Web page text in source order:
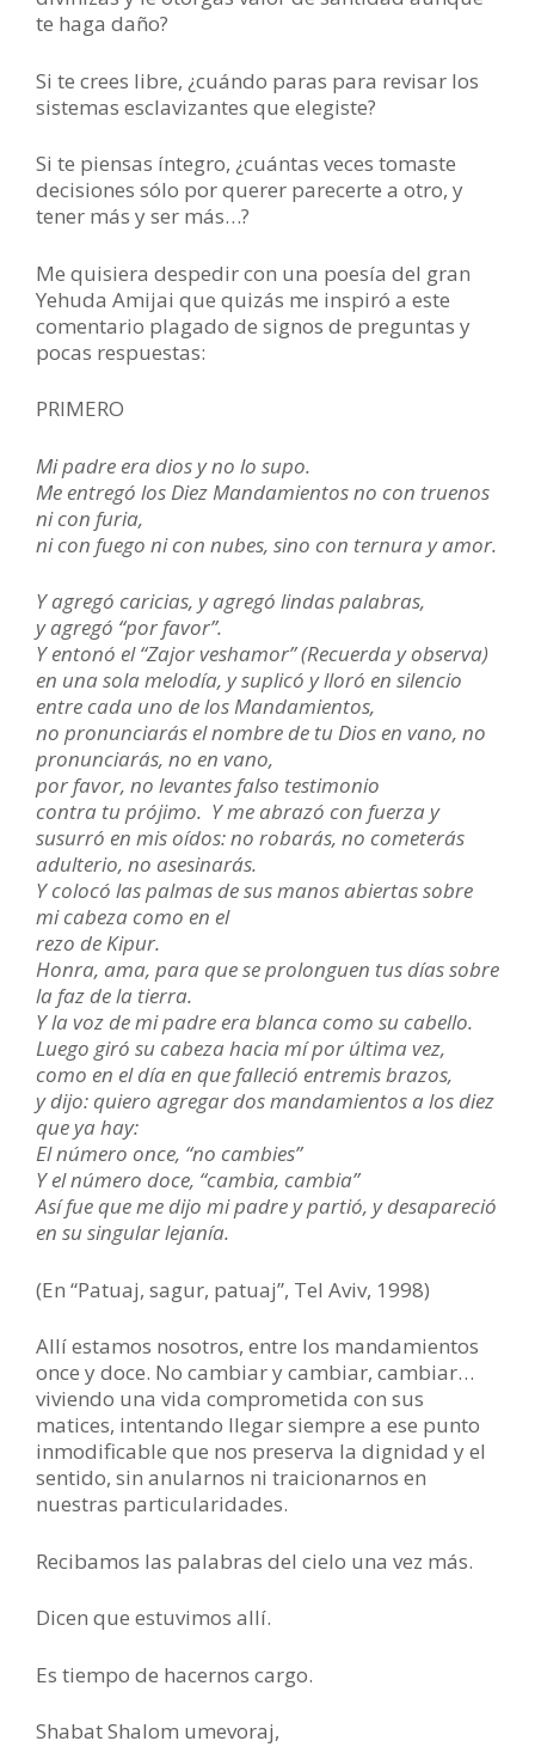
te haga daño?
Si te crees libre, ¿cuándo paras para revisar los
sistemas esclavizantes que elegiste?
Si te piensas íntegro, ¿cuántas veces tomaste
decisiones sólo por querer parecerte a otro, y
tener más y ser más…?
Me quisiera despedir con una poesía del gran
Yehuda Amijai que quizás me inspiró a este
comentario plagado de signos de preguntas y
pocas respuestas:
PRIMERO
Mi padre era dios y no lo supo.
Me entregó los Diez Mandamientos no con truenos
ni con furia,
ni con fuego ni con nubes, sino con ternura y amor.
Y agregó caricias, y agregó lindas palabras,
y agregó “por favor”.
Y entonó el “Zajor veshamor” (Recuerda y observa)
en una sola melodía, y suplicó y lloró en silencio
entre cada uno de los Mandamientos,
no pronunciarás el nombre de tu Dios en vano, no
pronunciarás, no en vano,
por favor, no levantes falso testimonio
contra tu prójimo. Y me abrazó con fuerza y
susurró en mis oídos: no robarás, no cometerás
adulterio, no asesinarás.
Y colocó las palmas de sus manos abiertas sobre
mi cabeza como en el
rezo de Kipur.
Honra, ama, para que se prolonguen tus días sobre
la faz de la tierra.
Y la voz de mi padre era blanca como su cabello.
Luego giró su cabeza hacia mí por última vez,
como en el día en que falleció entremis brazos,
y dijo: quiero agregar dos mandamientos a los diez
que ya hay:
El número once, “no cambies”
Y el número doce, “cambia, cambia”
Así fue que me dijo mi padre y partió, y desapareció
en su singular lejanía.
(En “Patuaj, sagur, patuaj”, Tel Aviv, 1998)
Allí estamos nosotros, entre los mandamientos
once y doce. No cambiar y cambiar, cambiar…
viviendo una vida comprometida con sus
matices, intentando llegar siempre a ese punto
inmodificable que nos preserva la dignidad y el
sentido, sin anularnos ni traicionarnos en
nuestras particularidades.
Recibamos las palabras del cielo una vez más.
Dicen que estuvimos allí.
Es tiempo de hacernos cargo.
Shabat Shalom umevoraj,